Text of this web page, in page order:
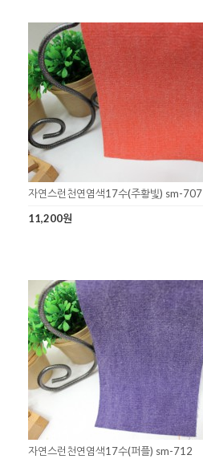
자연스런천연염색17수(주황빛) sm-707
11,200원
자연스런천연염색17수(퍼플) sm-712